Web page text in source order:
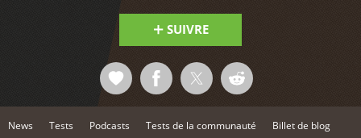
SUIVRE
News Tests Podcasts Tests de la communauté Billet de blog